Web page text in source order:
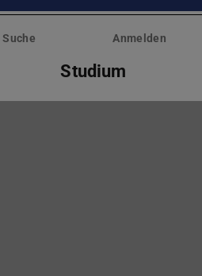
Suche Anmelden
Studium